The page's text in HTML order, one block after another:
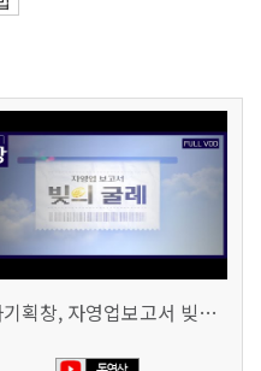
시사기획창, 자영업보고서 빚의 굴레 507회 (KBS 25.6.10)